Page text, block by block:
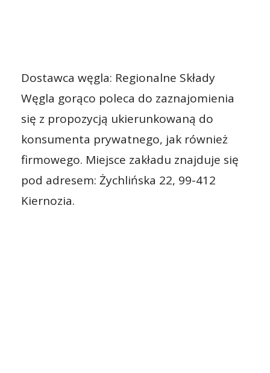
Dostawca węgla: Regionalne Składy
Węgla gorąco poleca do zaznajomienia
się z propozycją ukierunkowaną do
konsumenta prywatnego, jak również
firmowego. Miejsce zakładu znajduje się
pod adresem: Żychlińska 22, 99-412
Kiernozia.